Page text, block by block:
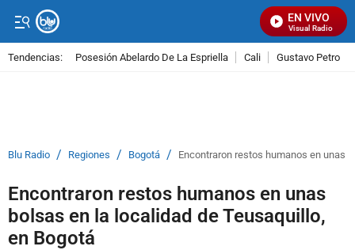
EN VIVO
Señal Visual Radio
Tendencias: Posesión Abelardo De La Espriella Cali Gustavo Petro
Blu Radio / Regiones / Bogotá / Encontraron restos humanos en unas
Encontraron restos humanos en unas
bolsas en la localidad de Teusaquillo,
en Bogotá